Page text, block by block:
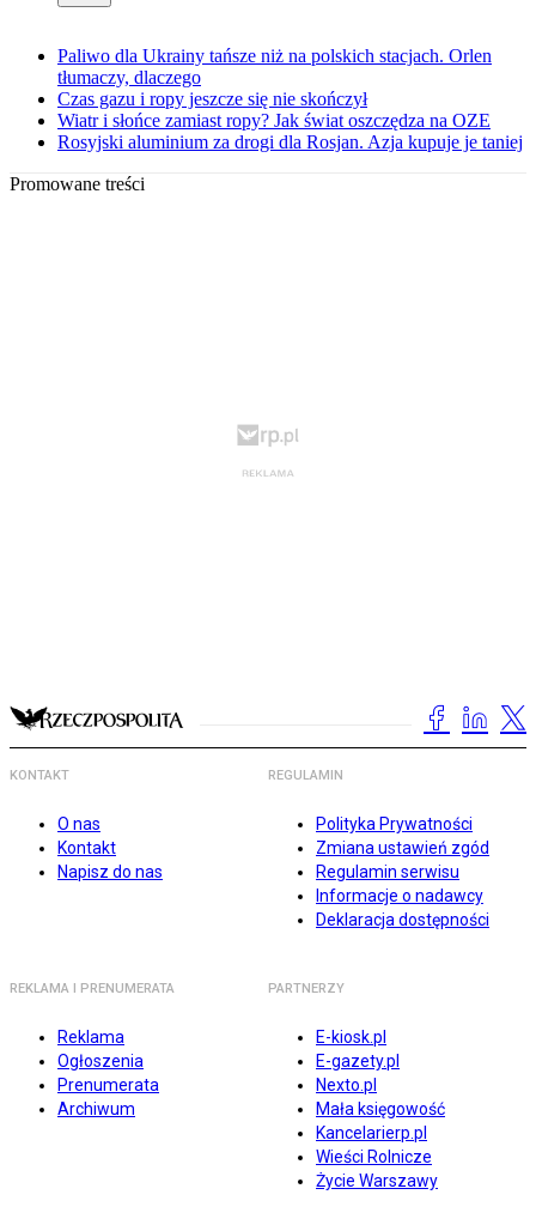
Paliwo dla Ukrainy tańsze niż na polskich stacjach. Orlen
tłumaczy, dlaczego
Czas gazu i ropy jeszcze się nie skończył
Wiatr i słońce zamiast ropy? Jak świat oszczędza na OZE
Rosyjski aluminium za drogi dla Rosjan. Azja kupuje je taniej
Promowane treści
KONTAKT
O nas
Kontakt
Napisz do nas
REGULAMIN
Polityka Prywatności
Zmiana ustawień zgód
Regulamin serwisu
Informacje o nadawcy
Deklaracja dostępności
REKLAMA I PRENUMERATA
Reklama
Ogłoszenia
Prenumerata
Archiwum
PARTNERZY
E-kiosk.pl
E-gazety.pl
Nexto.pl
Mała księgowość
Kancelarierp.pl
Wieści Rolnicze
Życie Warszawy